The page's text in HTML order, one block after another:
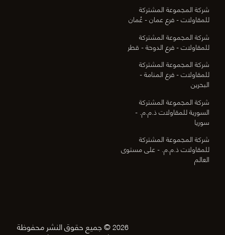
شركة المجموعة المشتركة
للمقاولات - فرع عمان - عُمان
شركة المجموعة المشتركة
للمقاولات - فرع الدوحة - قطر
شركة المجموعة المشتركة
للمقاولات - فرع المنامة -
البحرين
شركة المجموعة المشتركة
السورية للمقاولات ذ.م.م. -
سوريا
شركة المجموعة المشتركة
للمقاولات ذ.م.م. - على مستوى
العالم
2026© جميع حقوق النشر محفوظة